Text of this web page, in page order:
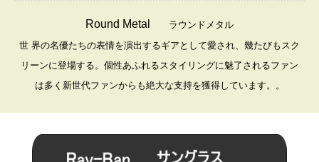
Round Metal ラウンドメタル
世 界の名優たちの表情を演出するギアとして愛され、幾たびもスク
リーンに登場する。個性あふれるスタイリングに魅了されるファン
は多く新世代ファンからも絶大な支持を獲得しています。
。